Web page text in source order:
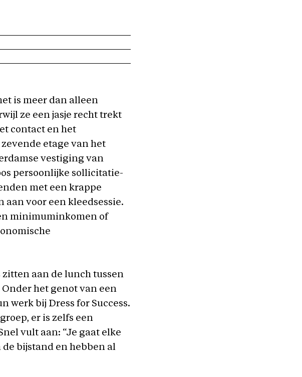
is meer dan alleen
ze een jasje recht trekt
contact en het
etage van het
vestiging van
persoonlijke sollicitatie-
met een krappe
aan voor een kleedsessie.
minimuminkomen of
zitten aan de lunch tussen
het genot van een
werk bij Dress for Success.
er is zelfs een
vult aan: “Je gaat elke
bijstand en hebben al